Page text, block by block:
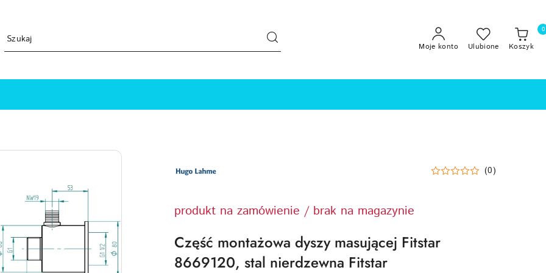
Moje konto Ulubione Koszyk
0
HUGO
LAHME
(0)
produkt na zamówienie / brak na magazynie
Część montażowa dyszy masującej Fitstar
8669120, stal nierdzewna Fitstar